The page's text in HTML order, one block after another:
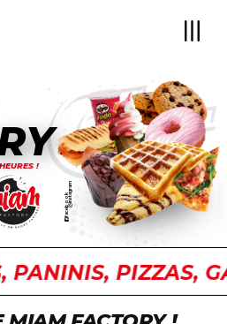
!
facebookinstagram
PIZZAS,